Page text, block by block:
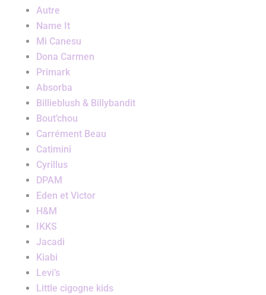
Autre
Name It
Mi Canesu
Dona Carmen
Primark
Absorba
Billieblush & Billybandit
Bout’chou
Carrément Beau
Catimini
Cyrillus
DPAM
Eden et Victor
H&M
IKKS
Jacadi
Kiabi
Levi’s
Little cigogne kids